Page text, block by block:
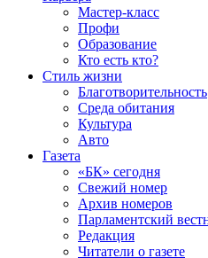
Мастер-класс
Профи
Образование
Кто есть кто?
Стиль жизни
Благотворительность
Среда обитания
Культура
Авто
Газета
«БК» сегодня
Свежий номер
Архив номеров
Парламентский
Редакция
Читатели о газете